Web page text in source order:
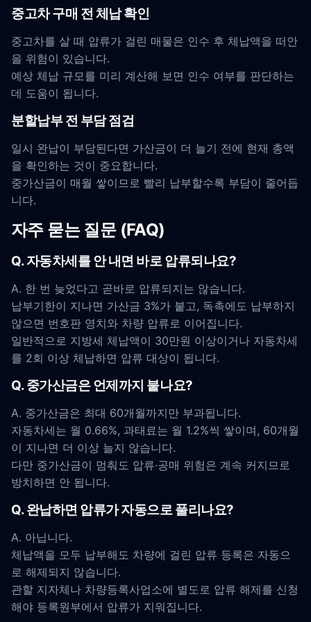
중고차 구매 전 체납 확인
중고차를 살 때 압류가 걸린 매물은 인수 후 체납액을 떠안
을 위험이 있습니다.
예상 체납 규모를 미리 계산해 보면 인수 여부를 판단하는
데 도움이 됩니다.
분할납부 전 부담 점검
일시 완납이 부담된다면 가산금이 더 늘기 전에 현재 총액
을 확인하는 것이 중요합니다.
중가산금이 매월 쌓이므로 빨리 납부할수록 부담이 줄어듭
니다.
자주 묻는 질문 (FAQ)
Q. 자동차세를 안 내면 바로 압류되나요?
A. 한 번 늦었다고 곧바로 압류되지는 않습니다.
납부기한이 지나면 가산금 3%가 붙고, 독촉에도 납부하지
않으면 번호판 영치와 차량 압류로 이어집니다.
일반적으로 지방세 체납액이 30만원 이상이거나 자동차세
를 2회 이상 체납하면 압류 대상이 됩니다.
Q. 중가산금은 언제까지 붙나요?
A. 중가산금은 최대 60개월까지만 부과됩니다.
자동차세는 월 0.66%, 과태료는 월 1.2%씩 쌓이며, 60개월
이 지나면 더 이상 늘지 않습니다.
다만 중가산금이 멈춰도 압류·공매 위험은 계속 커지므로
방치하면 안 됩니다.
Q. 완납하면 압류가 자동으로 풀리나요?
A. 아닙니다.
체납액을 모두 납부해도 차량에 걸린 압류 등록은 자동으
로 해제되지 않습니다.
관할 지자체나 차량등록사업소에 별도로 압류 해제를 신청
해야 등록원부에서 압류가 지워집니다.